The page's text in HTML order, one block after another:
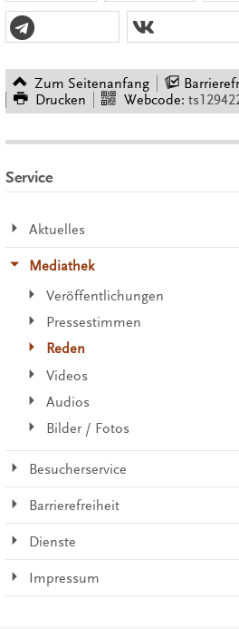
Zum Seitenanfang
Drucken
Webcode:
Service
Aktuelles
Mediathek
Veröffentlichungen
Pressestimmen
Reden
Videos
Audios
Bilder / Fotos
Besucherservice
Barrierefreiheit
Dienste
Impressum